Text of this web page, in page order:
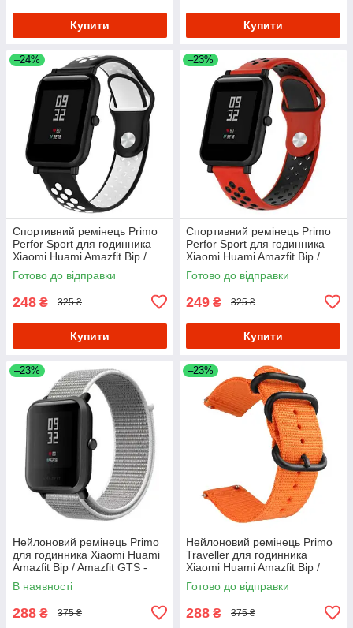
Купити Купити
–24%
Спортивний ремінець Primo
Perfor Sport для годинника
Xiaomi Huami Amazfit Bip /
Amazfit GTS - Black&White
Готово до відправки
248 ₴ 325 ₴
Купити
–23%
Спортивний ремінець Primo
Perfor Sport для годинника
Xiaomi Huami Amazfit Bip /
Amazfit GTS - Red&Black
Готово до відправки
249 ₴ 325 ₴
Купити
–23%
Нейлоновий ремінець Primo
для годинника Xiaomi Huami
Amazfit Bip / Amazfit GTS -
White
В наявності
288 ₴ 375 ₴
–23%
Нейлоновий ремінець Primo
Traveller для годинника
Xiaomi Huami Amazfit Bip /
Amazfit GTS - Orange
Готово до відправки
288 ₴ 375 ₴